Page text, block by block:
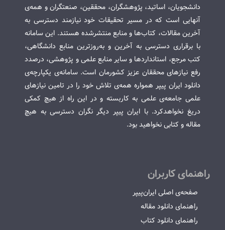
دانشجویان، اساتید، پژوهشگران، محققین، صنعتگران و همه‌ی
آنهایی است که در مسیر تحقیقات خود نیازمند دسترسی به
آخرین مقالات، کتاب‌ها و منابع منتشرشده هستند. این سامانه
با برقراری دسترسی به آخرین و به‌روزترین منابع دانشگاهی،
کتب مرجع، استانداردها و سایر منابع علمی و پژوهشی، درصدد
رفع نیازهای محققان عزیز کشورمان است. سامانه‌ی یکپارچه‌ی
دانلود ایران پیپر همواره همه‌ی تلاش خود را در تامین نیازهای
علمی جامعه‌ی علمی به کاربسته و در این راه از هیچ کمکی
دریغ نخواهدکرد. با ایران پیپر دیگر نگران دسترسی به هیچ
مقاله و کتابی نخواهید بود.
راهنمای کاربران
صفحه‌ی اصلی ایران‌پیپر
راهنمای دانلود مقاله
راهنمای دانلود کتاب